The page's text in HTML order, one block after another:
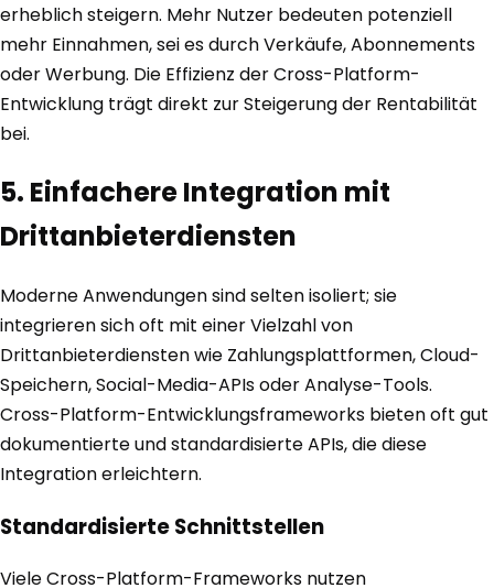
erheblich steigern. Mehr Nutzer bedeuten potenziell
mehr Einnahmen, sei es durch Verkäufe, Abonnements
oder Werbung. Die Effizienz der Cross-Platform-
Entwicklung trägt direkt zur Steigerung der Rentabilität
bei.
5. Einfachere Integration mit
Drittanbieterdiensten
Moderne Anwendungen sind selten isoliert; sie
integrieren sich oft mit einer Vielzahl von
Drittanbieterdiensten wie Zahlungsplattformen, Cloud-
Speichern, Social-Media-APIs oder Analyse-Tools.
Cross-Platform-Entwicklungsframeworks bieten oft gut
dokumentierte und standardisierte APIs, die diese
Integration erleichtern.
Standardisierte Schnittstellen
Viele Cross-Platform-Frameworks nutzen